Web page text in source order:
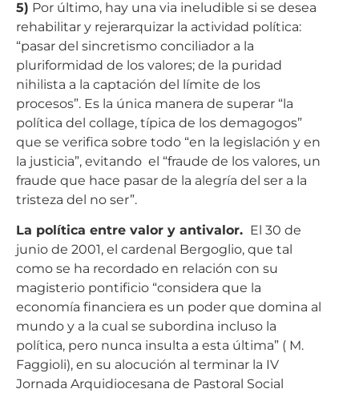
5) Por último, hay una via ineludible si se desea
rehabilitar y rejerarquizar la actividad política:
“pasar del sincretismo conciliador a la
pluriformidad de los valores; de la puridad
nihilista a la captación del límite de los
procesos”. Es la única manera de superar “la
política del collage, típica de los demagogos”
que se verifica sobre todo “en la legislación y en
la justicia”, evitando el “fraude de los valores, un
fraude que hace pasar de la alegría del ser a la
tristeza del no ser”.
La política entre valor y antivalor. El 30 de
junio de 2001, el cardenal Bergoglio, que tal
como se ha recordado en relación con su
magisterio pontificio “considera que la
economía financiera es un poder que domina al
mundo y a la cual se subordina incluso la
política, pero nunca insulta a esta última” ( M.
Faggioli), en su alocución al terminar la IV
Jornada Arquidiocesana de Pastoral Social